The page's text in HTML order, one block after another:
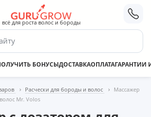
всё для роста волос и бороды
БОНУСЫДОСТАВКАОПЛАТАГАРАНТИИ
Расчески для бороды и волос
Массажер
Mr. Volos